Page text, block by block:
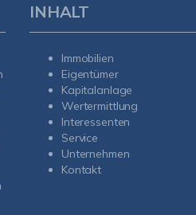
INHALT
Immobilien
Eigentümer
Kapitalanlage
Wertermittlung
Interessenten
Service
Unternehmen
Kontakt